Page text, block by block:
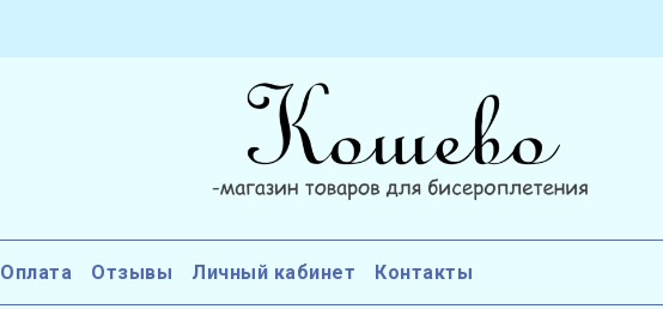
Оплата Отзывы Личный кабинет Контакты